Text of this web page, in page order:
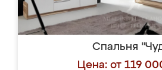
Спальня
Цена: от 119